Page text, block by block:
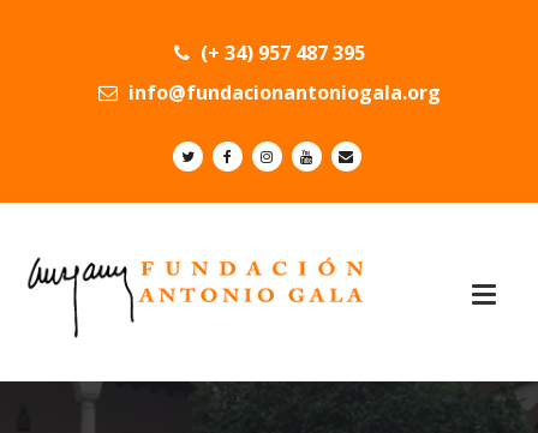
(+ 34) 957 487 395
info@fundacionantoniogala.org